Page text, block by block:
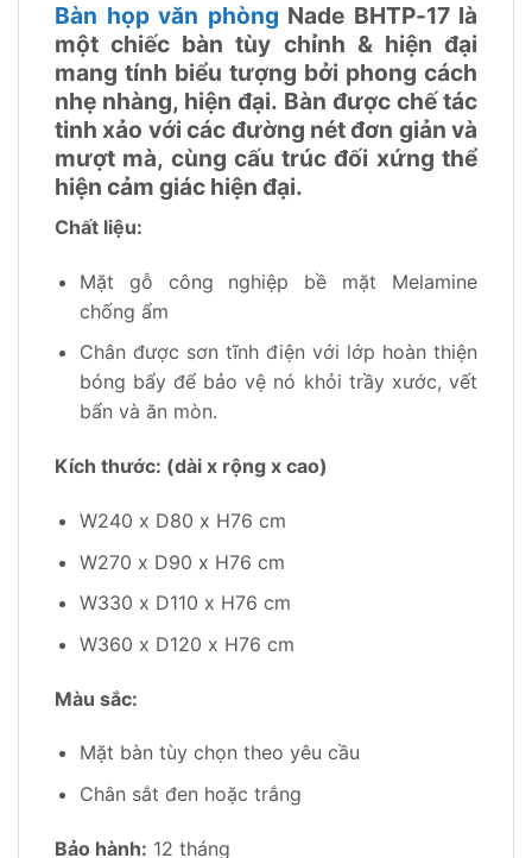
Bàn họp văn phòng Nade BHTP-17 là
một chiếc bàn tùy chỉnh & hiện đại
mang tính biểu tượng bởi phong cách
nhẹ nhàng, hiện đại. Bàn được chế tác
tinh xảo với các đường nét đơn giản và
mượt mà, cùng cấu trúc đối xứng thể
hiện cảm giác hiện đại.
Chất liệu:
Mặt gỗ công nghiệp bề mặt Melamine
chống ẩm
Chân được sơn tĩnh điện với lớp hoàn thiện
bóng bẩy để bảo vệ nó khỏi trầy xước, vết
bẩn và ăn mòn.
Kích thước: (dài x rộng x cao)
W240 x D80 x H76 cm
W270 x D90 x H76 cm
W330 x D110 x H76 cm
W360 x D120 x H76 cm
Màu sắc:
Mặt bàn tùy chọn theo yêu cầu
Chân sắt đen hoặc trắng
Bảo hành: 12 tháng